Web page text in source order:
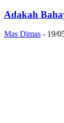
Adakah
Mas Dimas - 19/